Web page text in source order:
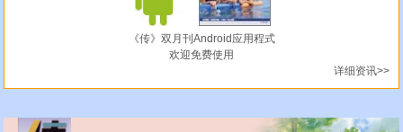
《传》双月刊Android应用程式
欢迎免费使用
详细资讯>>